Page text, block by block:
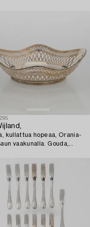
kullattua hopeaa, Orania-
vaakunalla. Gouda,